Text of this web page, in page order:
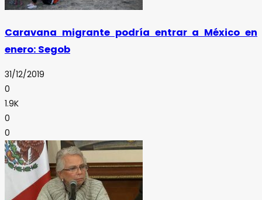
Caravana migrante podría entrar a México en
enero: Segob
31/12/2019
0
1.9K
0
0